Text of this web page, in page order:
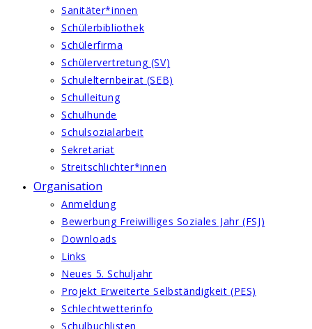
Sanitäter*innen
Schülerbibliothek
Schülerfirma
Schülervertretung (SV)
Schulelternbeirat (SEB)
Schulleitung
Schulhunde
Schulsozialarbeit
Sekretariat
Streitschlichter*innen
Organisation
Anmeldung
Bewerbung Freiwilliges Soziales Jahr (FSJ)
Downloads
Links
Neues 5. Schuljahr
Projekt Erweiterte Selbständigkeit (PES)
Schlechtwetterinfo
Schulbuchlisten